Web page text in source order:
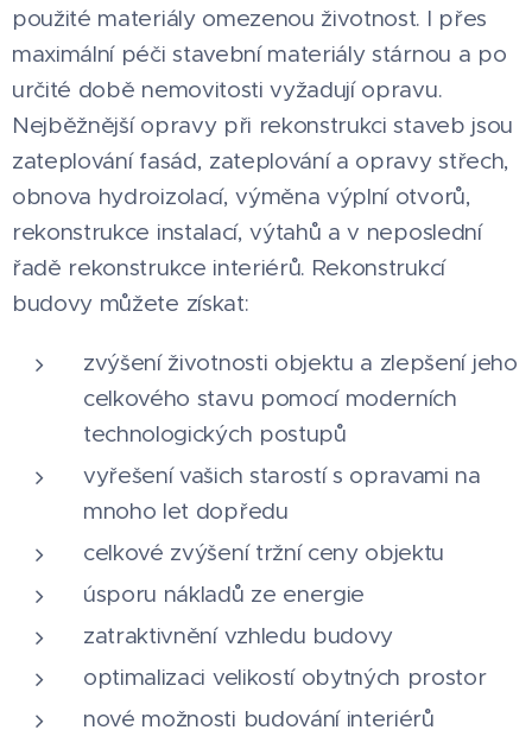
použité materiály omezenou životnost. I přes
maximální péči stavební materiály stárnou a po
určité době nemovitosti vyžadují opravu.
Nejběžnější opravy při rekonstrukci staveb jsou
zateplování fasád, zateplování a opravy střech,
obnova hydroizolací, výměna výplní otvorů,
rekonstrukce instalací, výtahů a v neposlední
řadě rekonstrukce interiérů. Rekonstrukcí
budovy můžete získat:
zvýšení životnosti objektu a zlepšení jeho
celkového stavu pomocí moderních
technologických postupů
vyřešení vašich starostí s opravami na
mnoho let dopředu
celkové zvýšení tržní ceny objektu
úsporu nákladů ze energie
zatraktivnění vzhledu budovy
optimalizaci velikostí obytných prostor
nové možnosti budování interiérů